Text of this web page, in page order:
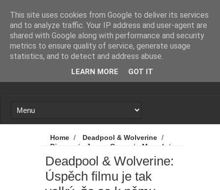
Loading...
Home / Deadpool & Wolverine /
Disney
/ James Gunn / Marvel
/
MCU
/ Novinky /
Deadpool &
Wolverine: Úspěch filmu je tak velký, že se k
němu vyjádřil i šéf DC
Deadpool & Wolverine:
Úspěch filmu je tak
This site uses cookies from Google to deliver its services
and to analyze traffic. Your IP address and user-agent are
shared with Google along with performance and security
metrics to ensure quality of service, generate usage
statistics, and to detect and address abuse.
LEARN MORE GOT IT